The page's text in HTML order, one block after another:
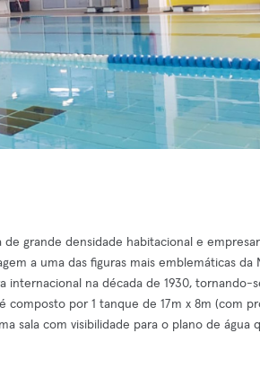
grande densidade habitacional e
a uma das figuras mais emblemáticas da
internacional na década de 1930, tornando-
por 1 tanque de 17m x 8m (com
sala com visibilidade para o plano de água